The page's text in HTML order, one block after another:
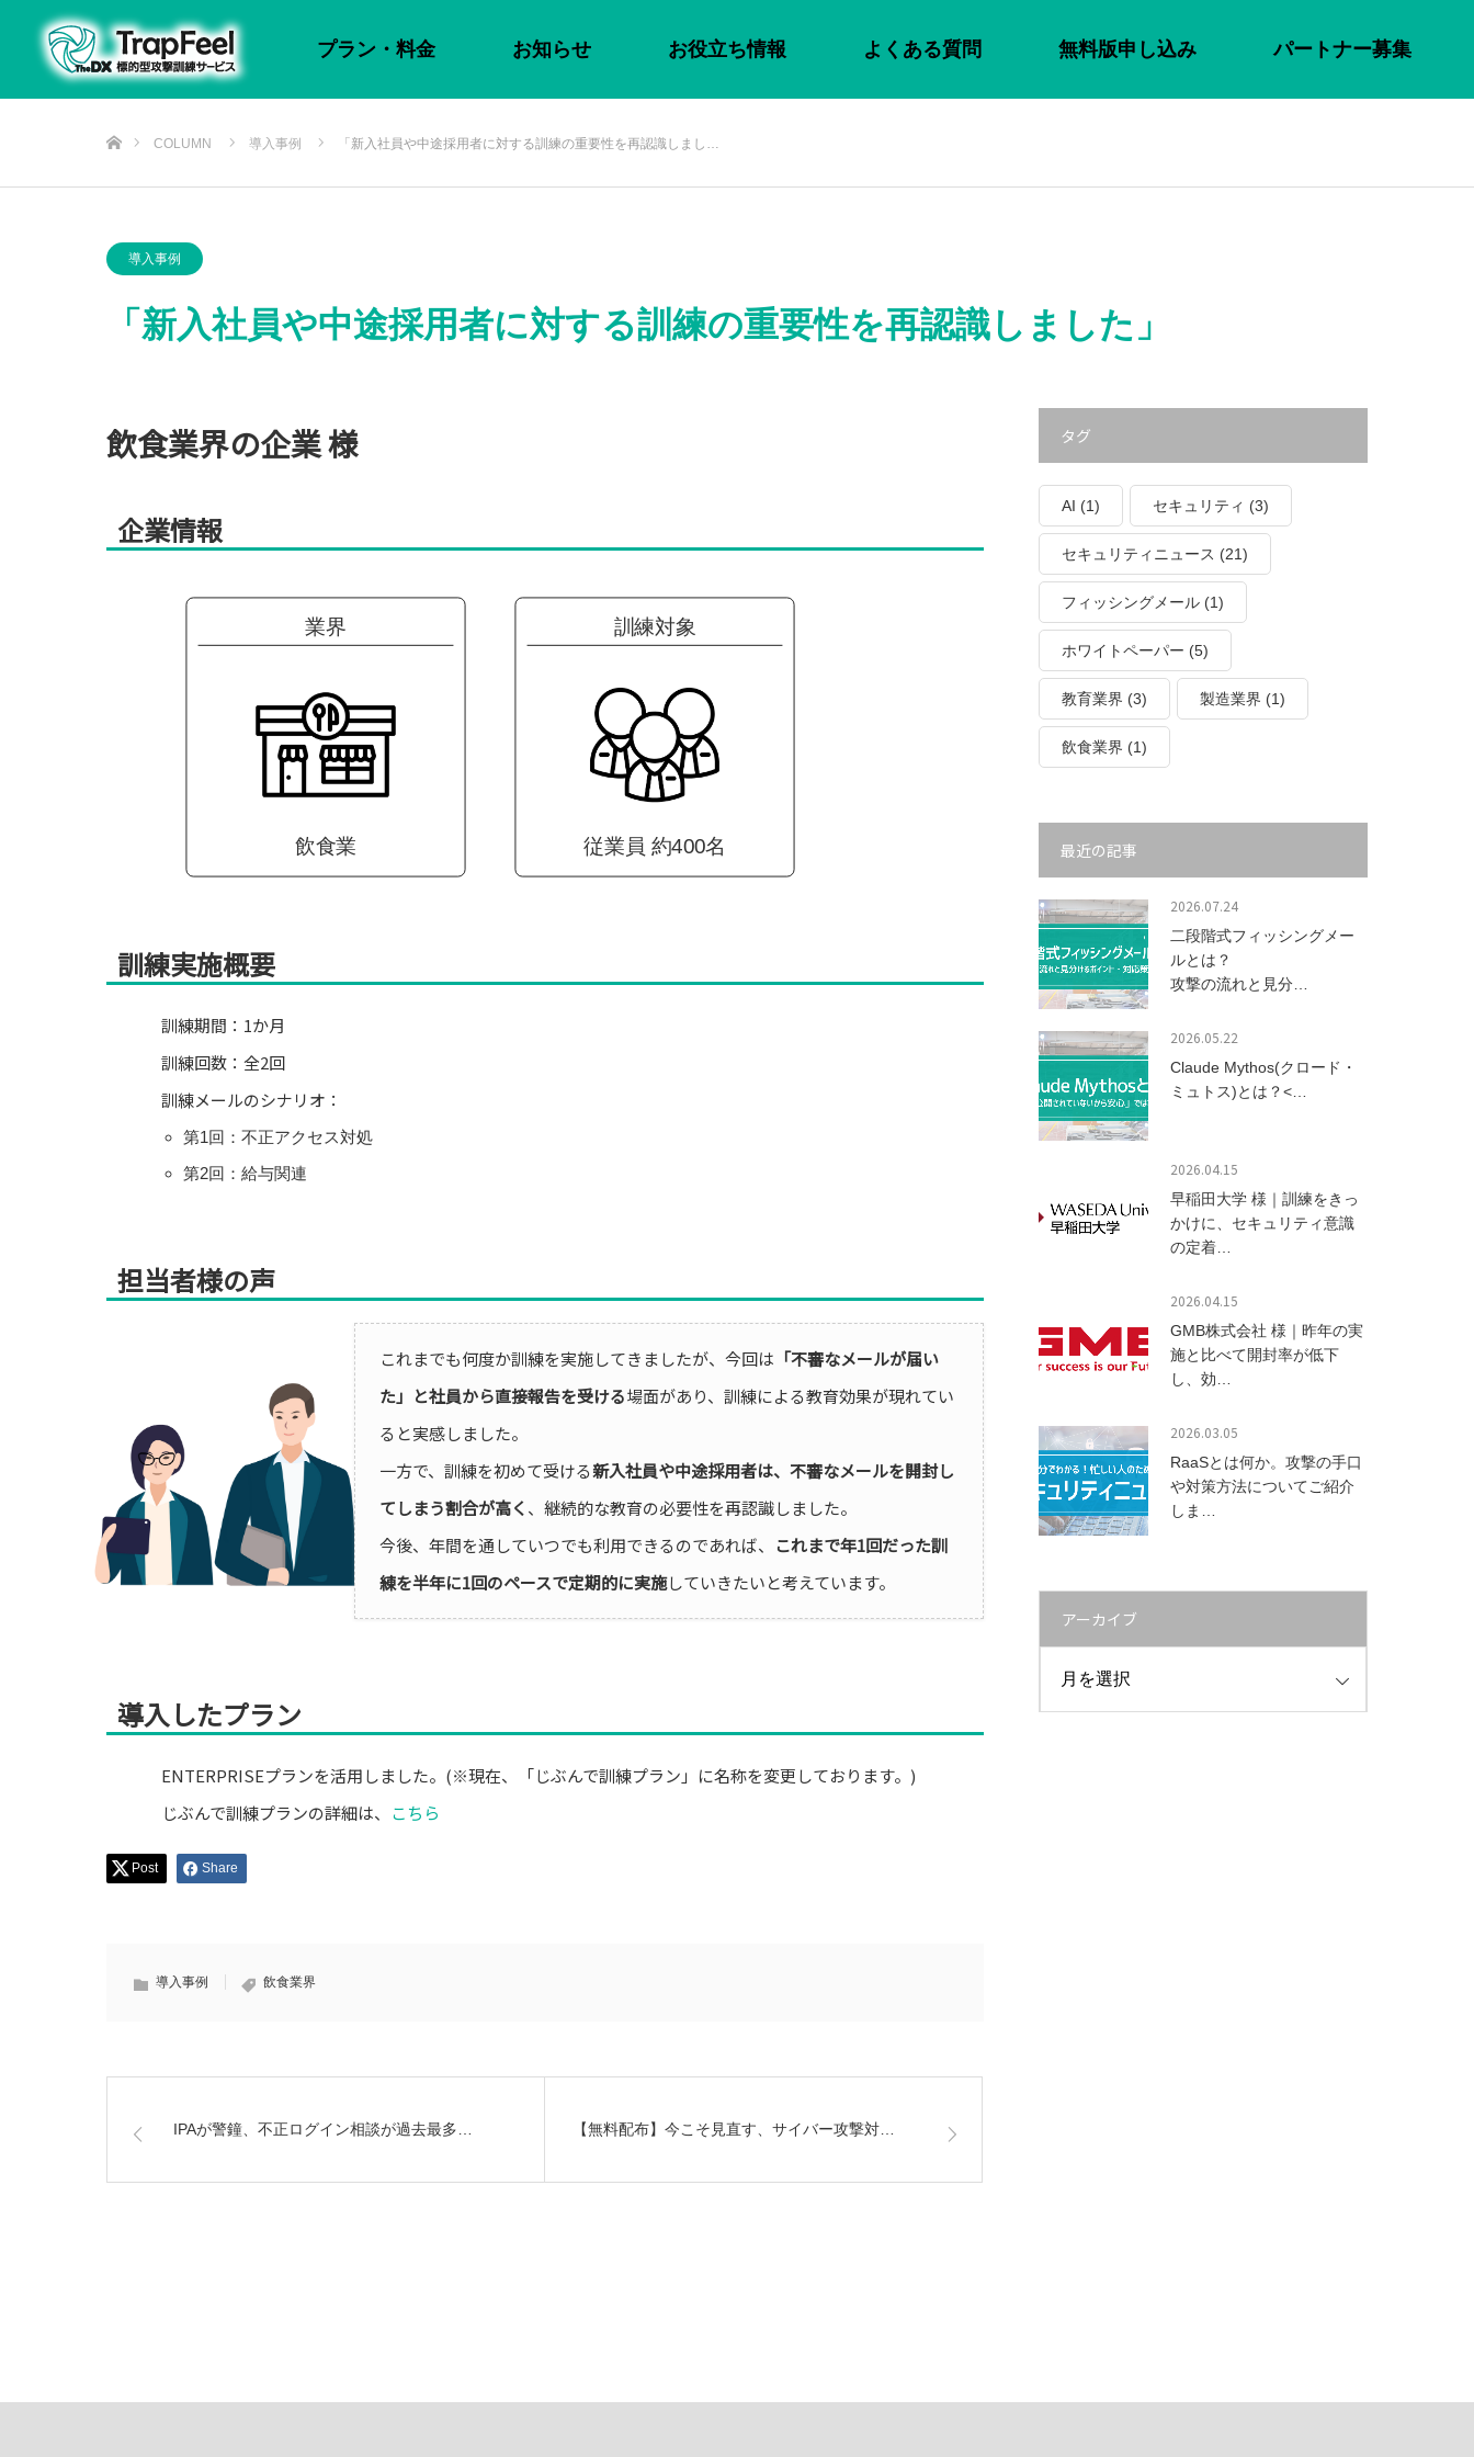
プラン・料金 お知らせ お役立ち情報 よくある質問 無料版申し込み パートナー募集
COLUMN 導入事例 「新入社員や中途採用者に対する訓練の重要性を再認識しまし…
導入事例
「新入社員や中途採用者に対する訓練の重要性を再認識しました」
飲食業界の企業 様
企業情報
業界
飲食業
訓練対象
従業員 約400名
訓練実施概要
訓練期間：1か月
訓練回数：全2回
訓練メールのシナリオ：
第1回：不正アクセス対処
第2回：給与関連
担当者様の声
これまでも何度か訓練を実施してきましたが、今回は 「不審なメールが届い
た」と社員から直接報告を受ける場面があり、訓練による教育効果が現れてい
ると実感しました。
一方で、訓練を初めて受ける新入社員や中途採用者は、不審なメールを開封し
てしまう割合が高く、継続的な教育の必要性を再認識しました。
今後、年間を通していつでも利用できるのであれば、
これまで年1回だった訓
練を半年に1回のペースで定期的に実施していきたいと考えています。
導入したプラン
ENTERPRISEプランを活用しました。(※現在、「じぶんで訓練プラン」に名称を変更しております。)
じぶんで訓練プランの詳細は、 こちら
Post Share
導入事例 飲食業界
IPAが警鐘、不正ログイン相談が過去最多… 【無料配布】今こそ見直す、サイバー攻撃対…
タグ
AI (1) セキュリティ (3)
セキュリティニュース (21)
フィッシングメール (1)
ホワイトペーパー (5)
教育業界 (3) 製造業界 (1)
飲食業界 (1)
最近の記事
2026.07.24
二段階式フィッシングメー
ルとは？
攻撃の流れと見分…
2026.05.22
Claude Mythos(クロード・
ミュトス)とは？<…
2026.04.15
早稲田大学 様｜訓練をきっ
かけに、セキュリティ意識
の定着…
2026.04.15
GMB株式会社 様｜昨年の実
施と比べて開封率が低下
し、効…
2026.03.05
RaaSとは何か。攻撃の手口
や対策方法についてご紹介
しま…
アーカイブ